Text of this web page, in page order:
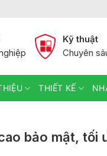
Kỹ thuật
Chuyên
THIẾT KẾ
bảo mật, tối